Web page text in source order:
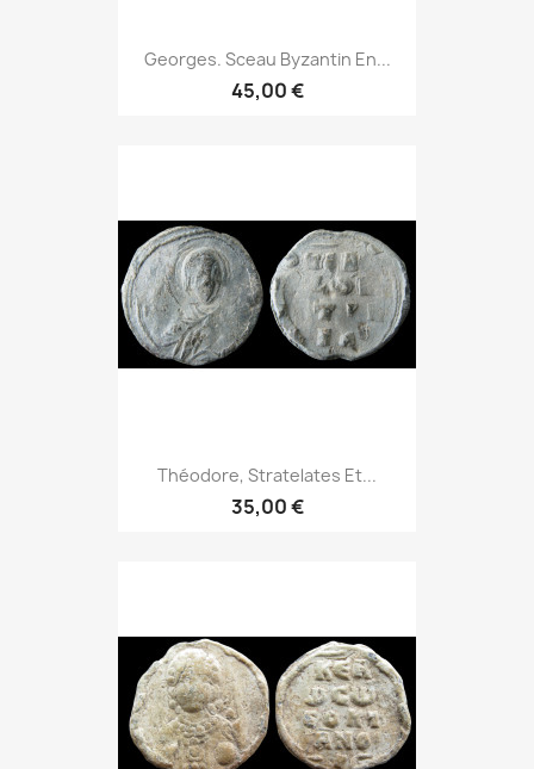
Georges. Sceau Byzantin En...
45,00 €
Théodore, Stratelates Et...
35,00 €